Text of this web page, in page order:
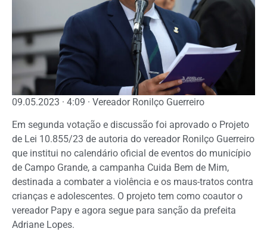
09.05.2023 · 4:09 · Vereador Ronilço Guerreiro
Em segunda votação e discussão foi aprovado o Projeto
de Lei 10.855/23 de autoria do vereador Ronilço Guerreiro
que institui no calendário oficial de eventos do município
de Campo Grande, a campanha Cuida Bem de Mim,
destinada a combater a violência e os maus-tratos contra
crianças e adolescentes. O projeto tem como coautor o
vereador Papy e agora segue para sanção da prefeita
Adriane Lopes.